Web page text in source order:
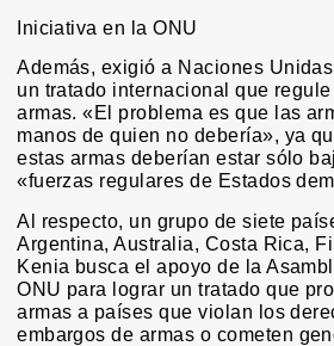
Iniciativa en la ONU
Además, exigió a Naciones
un tratado internacional que
armas. «El problema es que las
manos de quien no debería», ya
estas armas deberían estar sólo
«fuerzas regulares de Estados
Al respecto, un grupo de siete
Argentina, Australia, Costa Rica,
Kenia busca el apoyo de la
ONU para lograr un tratado que
armas a países que violan los
embargos de armas o cometen